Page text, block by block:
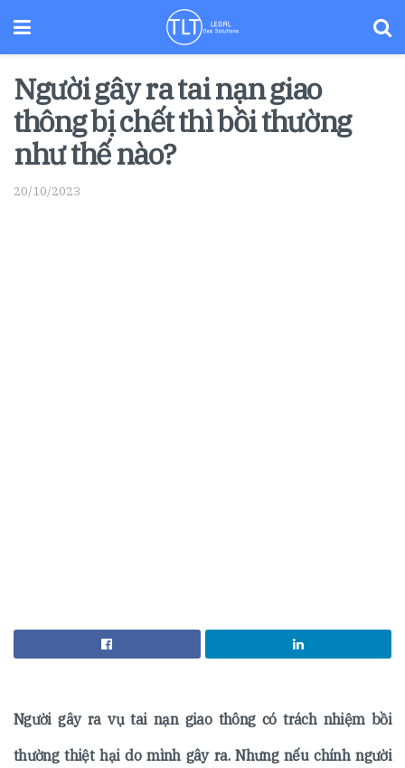
Người gây ra tai nạn giao
thông bị chết thì bồi thường
như thế nào?
20/10/2023
Người gây ra vụ tai nạn giao thông có trách nhiệm bồi
thường thiệt hại do mình gây ra. Nhưng nếu chính người